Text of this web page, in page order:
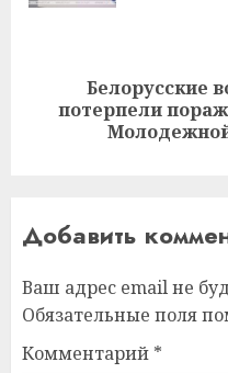
Следующая
Белорусские
потерпели
Добавить
Ваш адрес email не
Обязательные поля
Комментарий *